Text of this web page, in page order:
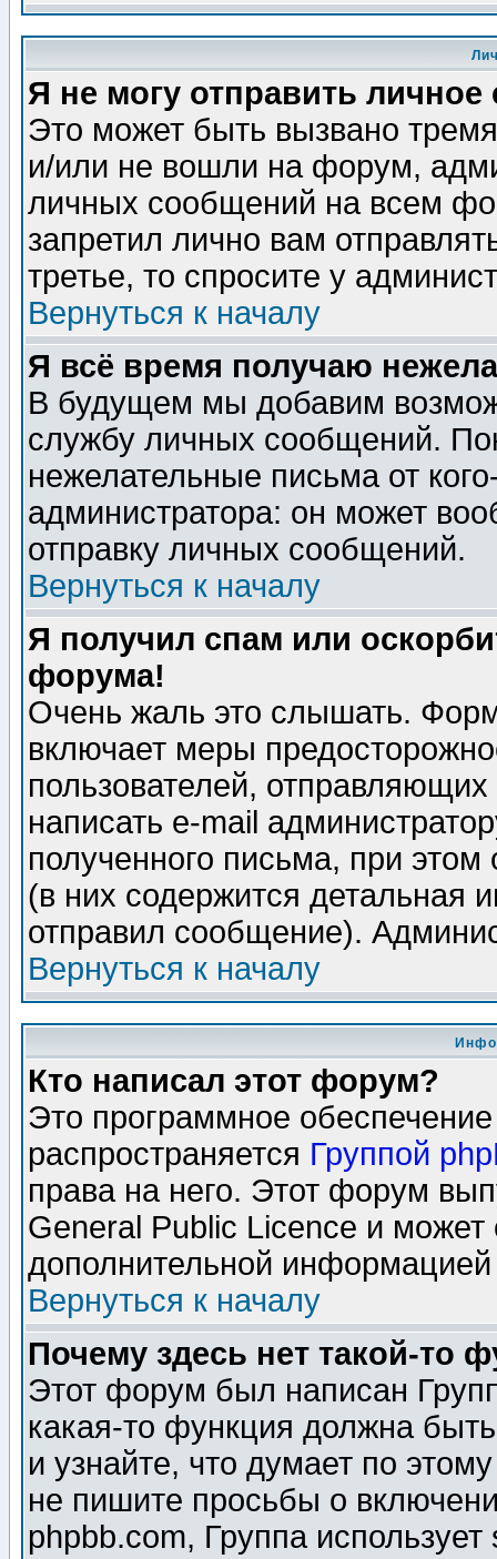
Я не могу отправить
Это может быть вызвано
и/или не вошли на форум,
личных сообщений на всем
запретил лично вам
третье, то спросите у
Вернуться к началу
Я всё время получаю
В будущем мы добавим
службу личных сообщений.
нежелательные письма от
администратора: он может
отправку личных сообщений.
Вернуться к началу
Я получил спам или
форума!
Очень жаль это слышать.
включает меры
пользователей,
написать e-mail
полученного письма, при этом
(в них содержится детальная
отправил сообщение).
Вернуться к началу
Кто написал этот форум?
Это программное
распространяется Группой
права на него. Этот форум
General Public Licence и может
дополнительной
Вернуться к началу
Почему здесь нет такой-то
Этот форум был написан
какая-то функция должна
и узнайте, что думает по
не пишите просьбы о
phpbb.com, Группа